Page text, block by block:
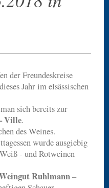
der Freundeskreise
Jahr im elsässischen
sich bereits zur
Ville.
des Weines.
wurde ausgiebig
- und Rotweinen
Ruhlmann–